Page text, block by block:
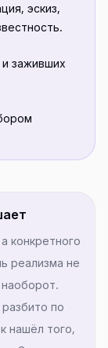
эскиз,
заживших
конкретного
реализма не
по
нашёл того,